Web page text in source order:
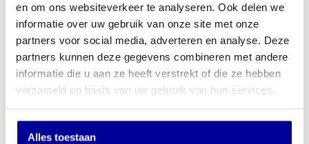
en om ons websiteverkeer te analyseren. Ook delen we
informatie over uw gebruik van onze site met onze
partners voor social media, adverteren en analyse. Deze
partners kunnen deze gegevens combineren met andere
informatie die u aan ze heeft verstrekt of die ze hebben
verzameld op basis van uw gebruik van hun services.
Alles toestaan